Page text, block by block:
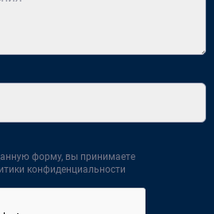
форму, вы принимаете
конфиденциальности